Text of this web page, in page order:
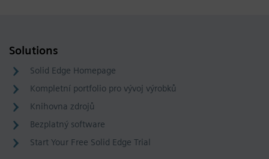
Solutions
Solid Edge Homepage
Kompletní portfolio pro vývoj výrobků
Knihovna zdrojů
Bezplatný software
Start Your Free Solid Edge Trial